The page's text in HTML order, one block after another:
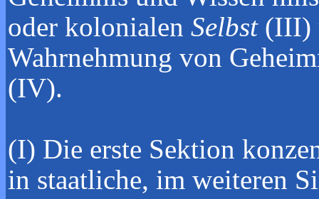
oder kolonialen Selbst (III)
Wahrnehmung von
(IV).
(I) Die erste Sektion
in staatliche, im weiteren